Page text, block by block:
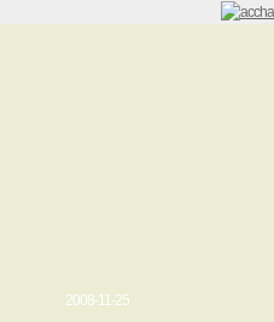
2008-11-25